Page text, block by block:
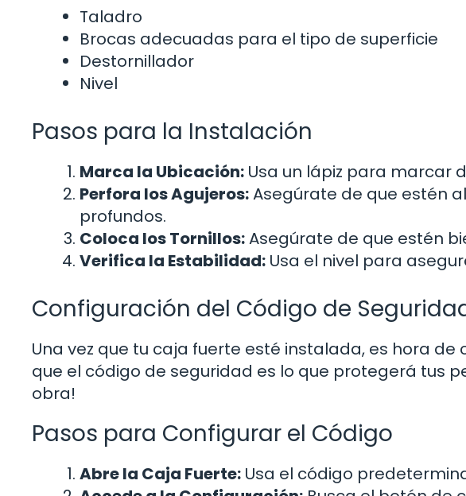
Taladro
Brocas adecuadas para el tipo de superficie
Destornillador
Nivel
Pasos para la Instalación
Marca la Ubicación: Usa un lápiz para marcar
Perfora los Agujeros:Asegúrate de que estén
profundos.
Coloca los Tornillos:Asegúrate de que estén
Verifica la Estabilidad: Usa el nivel para
Configuración del Código de
Una vez que tu caja fuerte esté instalada, es hora de
que el código de seguridad es lo que protegerá tus
obra!
Pasos para Configurar el Código
Abre la Caja Fuerte: Usa el código